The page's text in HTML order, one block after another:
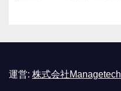
運営: 株式会社Managetech